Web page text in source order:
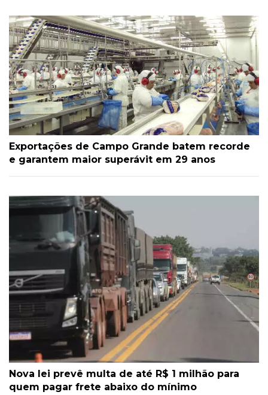
Exportações de Campo Grande batem recorde
e garantem maior superávit em 29 anos
Nova lei prevê multa de até R$ 1 milhão para
quem pagar frete abaixo do mínimo